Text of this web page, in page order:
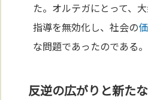
た。オルテガにとって、
指導を無効化し、社会の
な問題であったのである。
反逆の広がりと新た